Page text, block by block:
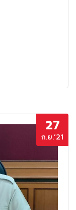
27
ก.ย.’21